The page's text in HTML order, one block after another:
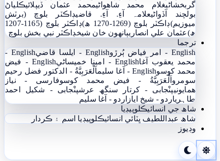
گربخشاڻيغلام محمد شاھواڻيمحمد عثمان ڏيپلائيڪلياڻ
بولچند آڏواڻيعلامہ آءِ. آءِ. قاضيڊاڪٽر بلوچ (برٽش
ميوزيم)ڊاڪٽر بلوچ (1269-1270 ھ)
ڊاڪٽر بلوچ (1165-1207
ھ)عثمان علي انصاريٻانهون خان شيخڊاڪٽر نبي بخش بلوچ
ترجما
English - امر فياض ٻُرڙو
English - ايلسا قاضي
English -
محمد يعقوب آغاEnglish - امينا خميساڻي
English - فيض
محمد کوسوEnglish - آغا سليم
اَلْعَرَبِيَّةُ - الدکتور فضل رحیم
سومرو اَلْعَرَبِيَّةُ - فيض محمد کوسوفارسی - نياز
ھمايونيپنْجابی - کرتار سنگھ عرشپنْجابی - شکیل احمد
طاہریاردو - شيخ اياز اردو - آغا سليم
شاھ جي انسائيڪلوپيڊيا
شاھ عبداللطيف ڀٽائي انسائيڪلوپيڊيا اسم ۽ ڪردار
وڊيوز